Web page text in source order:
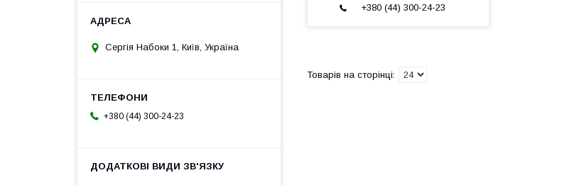
+380 (44) 300-24-23
Сергія Набоки 1, Київ, Україна
+380 (44) 300-24-23